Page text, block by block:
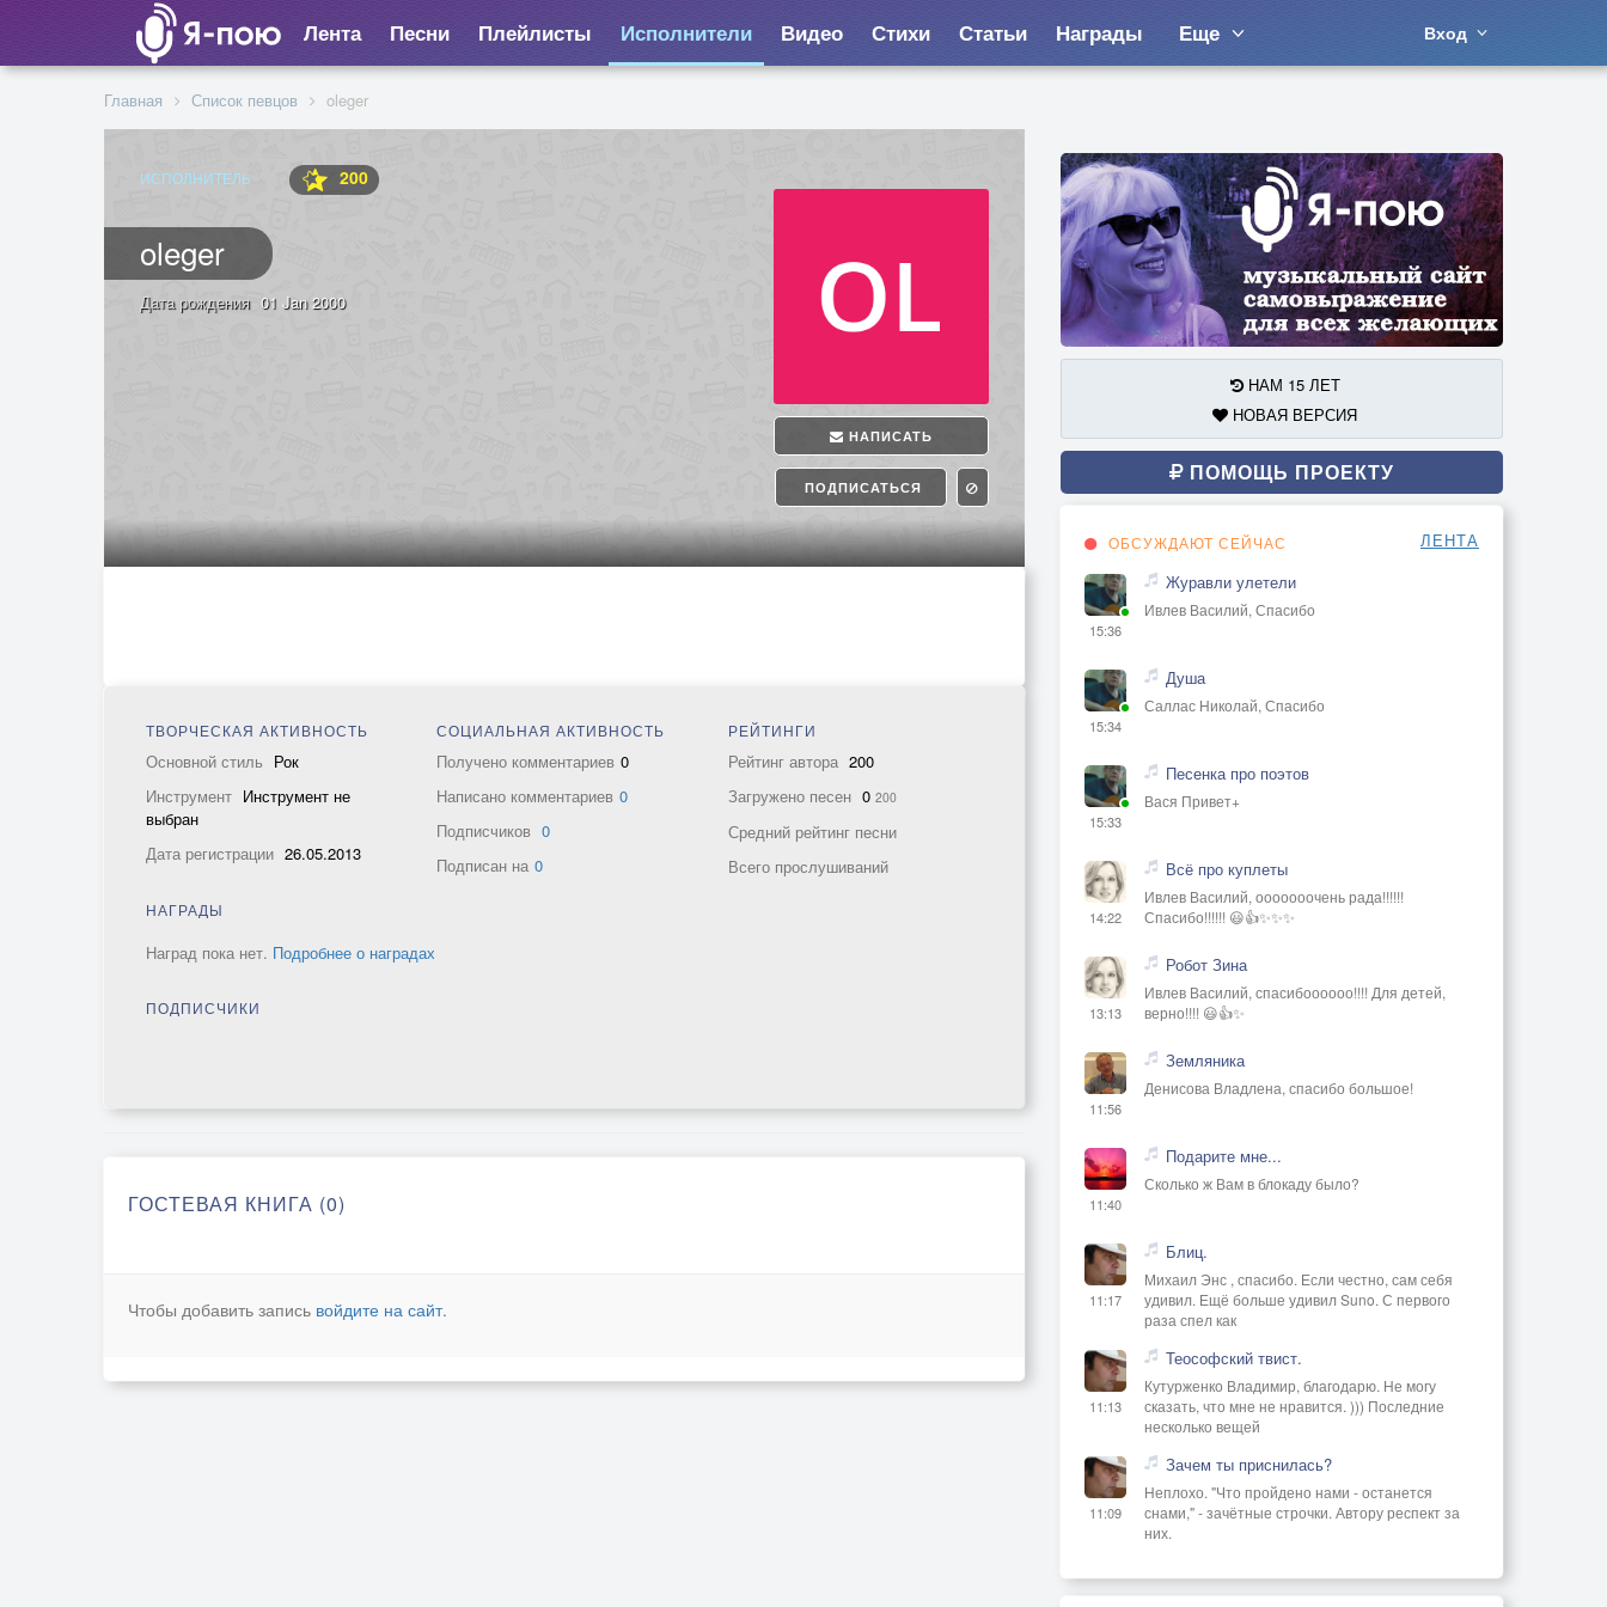
Лента Песни Плейлисты Исполнители Видео Стихи Статьи Награды Еще Вход
Главная Список певцов oleger
ИСПОЛНИТЕЛЬ 200
oleger
НАПИСАТЬ
ПОДПИСАТЬСЯ
Дата рождения 01 Jan 2000
ТВОРЧЕСКАЯ АКТИВНОСТЬ
Основной стиль Рок
Инструмент Инструмент не
выбран
Дата регистрации 26.05.2013
СОЦИАЛЬНАЯ АКТИВНОСТЬ
Получено комментариев 0
Написано комментариев 0
Подписчиков 0
Подписан на 0
РЕЙТИНГИ
Рейтинг автора 200
Загружено песен 0 200
Средний рейтинг песни
Всего прослушиваний
НАГРАДЫ
Наград пока нет. Подробнее о наградах
ПОДПИСЧИКИ
ГОСТЕВАЯ КНИГА (0)
Чтобы добавить запись войдите на сайт.
НАМ 15 ЛЕТ
НОВАЯ ВЕРСИЯ
ПОМОЩЬ ПРОЕКТУ
ОБСУЖДАЮТ СЕЙЧАС ЛЕНТА
15:36
Журавли улетели
Ивлев Василий, Спасибо
15:34
Душа
Саллас Николай, Спасибо
15:33
Песенка про поэтов
Вася Привет+
14:22
Всё про куплеты
Ивлев Василий, ооооооочень рада!!!!!!
Спасибо!!!!!! 😃👍✨✨✨
13:13
Робот Зина
Ивлев Василий, спасибоооооо!!!! Для детей,
верно!!!! 😃👍✨
11:56
Земляника
Денисова Владлена, спасибо большое!
11:40
Подарите мне...
Сколько ж Вам в блокаду было?
11:17
Блиц.
Михаил Энс , спасибо. Если честно, сам себя
удивил. Ещё больше удивил Suno. С первого
раза спел как
11:13
Теософский твист.
Кутурженко Владимир, благодарю. Не могу
сказать, что мне не нравится. ))) Последние
несколько вещей
11:09
Зачем ты приснилась?
Неплохо. "Что пройдено нами - останется
снами," - зачётные строчки. Автору респект за
них.